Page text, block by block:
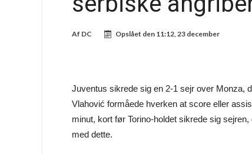
Af DC Opslået den 11:12, 23 december
Juventus sikrede sig en 2-1 sejr over Monza,
Vlahović formåede hverken at score eller
minut, kort før Torino-holdet sikrede sig
med dette.